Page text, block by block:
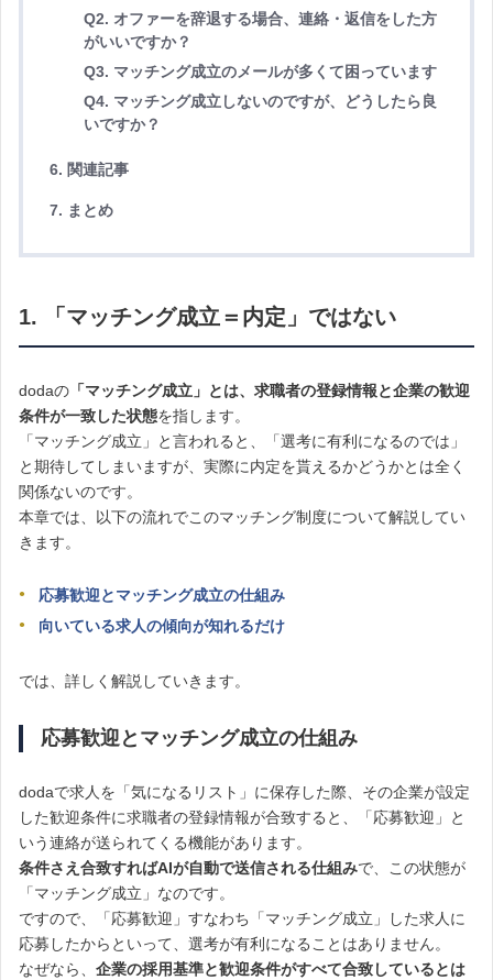
Q2. オファーを辞退する場合、連絡・返信をした方
がいいですか？
Q3. マッチング成立のメールが多くて困っています
Q4. マッチング成立しないのですが、どうしたら良
いですか？
6. 関連記事
7. まとめ
1. 「マッチング成立＝内定」ではない
dodaの 「マッチング成立」とは、求職者の登録情報と企業の歓迎
条件が一致した状態を指します。
「マッチング成立」と言われると、「選考に有利になるのでは」
と期待してしまいますが、実際に内定を貰えるかどうかとは全く
関係ないのです。
本章では、以下の流れでこのマッチング制度について解説してい
きます。
応募歓迎とマッチング成立の仕組み
向いている求人の傾向が知れるだけ
では、詳しく解説していきます。
応募歓迎とマッチング成立の仕組み
dodaで求人を「気になるリスト」に保存した際、その企業が設定
した歓迎条件に求職者の登録情報が合致すると、「応募歓迎」と
いう連絡が送られてくる機能があります。
条件さえ合致すればAIが自動で送信される仕組みで、この状態が
「マッチング成立」なのです。
ですので、「応募歓迎」すなわち「マッチング成立」した求人に
応募したからといって、選考が有利になることはありません。
なぜなら、 企業の採用基準と歓迎条件がすべて合致しているとは